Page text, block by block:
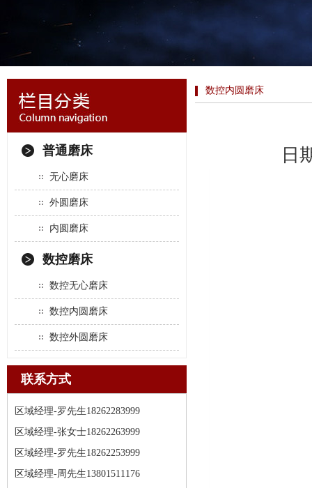
普通磨床
无心磨床
外圆磨床
内圆磨床
数控磨床
数控无心磨床
数控内圆磨床
数控外圆磨床
联系方式
区域经理-罗先生18262283999
区域经理-张女士18262263999
区域经理-罗先生18262253999
区域经理-周先生13801511176
数控内圆磨床
日